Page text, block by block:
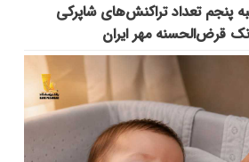
پنجم تعداد تراکنش‌های شاپرکی
قرض‌الحسنه مهر ایران